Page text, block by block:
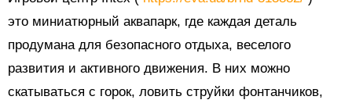
это миниатюрный аквапарк, где каждая деталь
продумана для безопасного отдыха, веселого
развития и активного движения. В них можно
скатываться с горок, ловить струйки фонтанчиков,